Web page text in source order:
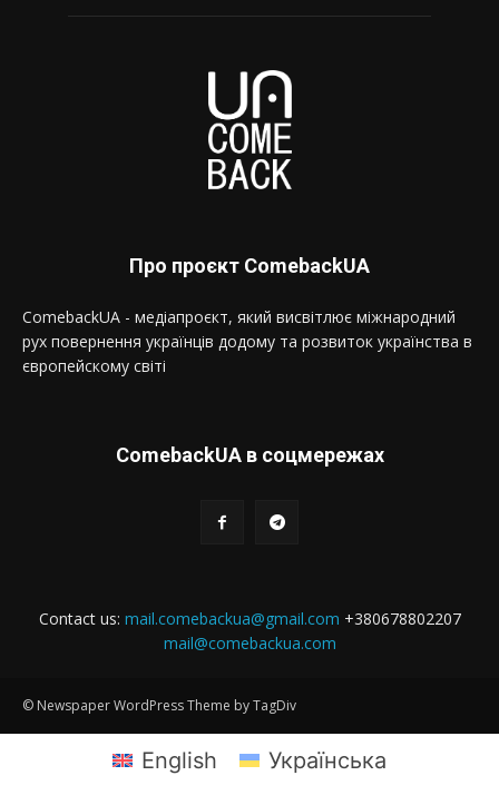
Про проєкт ComebackUA
ComebackUA - медіапроєкт, який висвітлює міжнародний
рух повернення українців додому та розвиток українства в
європейскому світі
ComebackUA в соцмережах
Contact us: mail.comebackua@gmail.com +380678802207
mail@comebackua.com
© Newspaper WordPress Theme by TagDiv
English Українська